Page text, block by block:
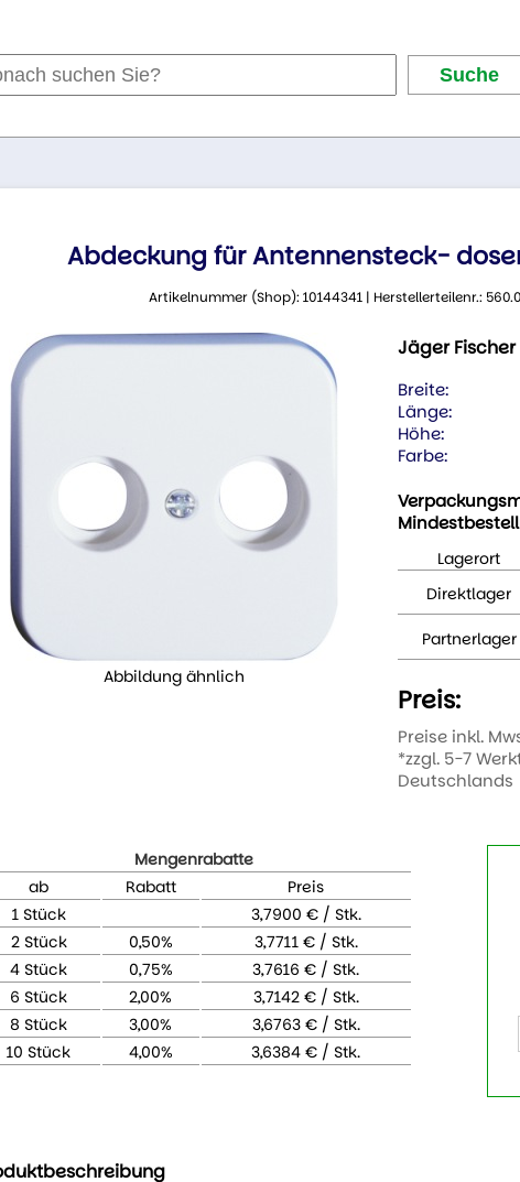
Abdeckung für Antennensteck-
Artikelnummer (Shop): 10144341 | Herstellerteilenr.:
Abbildung ähnlich
Jäger Fischer
Breite:
Länge:
Höhe:
Farbe:
Lagerort
Direktlager
Partnerlager
Preis:
Preise inkl.
*zzgl. 5-7
Deutschlands
Mengenrabatte
ab
Rabatt
Preis
1 Stück
3,7900 € / Stk.
2 Stück
0,50%
3,7711 € / Stk.
4 Stück
0,75%
3,7616 € / Stk.
6 Stück
2,00%
3,7142 € / Stk.
8 Stück
3,00%
3,6763 € / Stk.
10 Stück
4,00% 3,6384 € / Stk.